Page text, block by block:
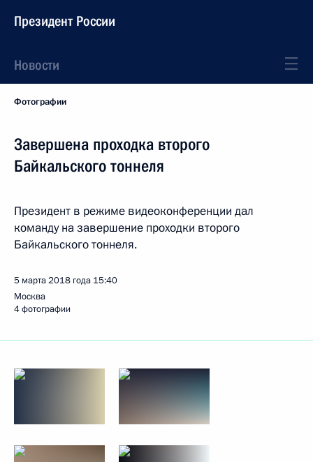
Президент России
Новости
Фотографии
Завершена проходка второго
Байкальского тоннеля
Президент в режиме видеоконференции дал
команду на завершение проходки второго
Байкальского тоннеля.
5 марта 2018 года 15:40
Москва
4 фотографии